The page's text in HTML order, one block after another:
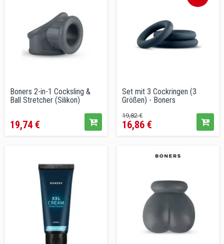
Boners 2-in-1 Cocksling &
Ball Stretcher (Silikon)
19,74 €
Set mit 3 Cockringen (3
Größen) - Boners
Verkaufspreis
19,82 €Preis
16,86 €